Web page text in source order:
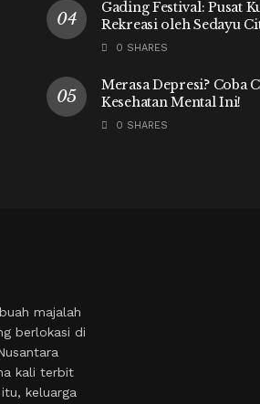
Gading Festival: Pusat
Rekreasi oleh Sedayu
0 SHARES
Merasa Depresi? Coba
Kesehatan Mental Ini!
0 SHARES
majalah
berlokasi di
kali terbit
keluarga